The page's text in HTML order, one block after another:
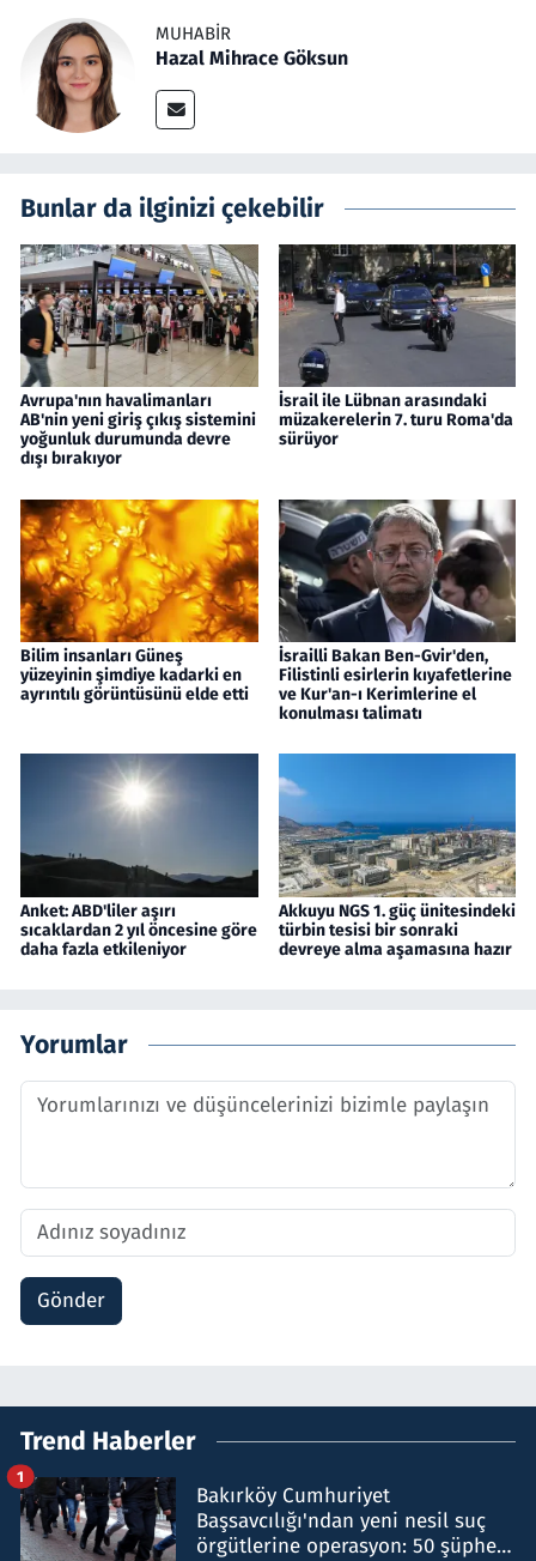
MUHABIR
Hazal Mihrace Göksun
Bunlar da ilginizi çekebilir
Avrupa'nın havalimanları
AB'nin yeni giriş çıkış sistemini
yoğunluk durumunda devre
dışı bırakıyor
İsrail ile Lübnan arasındaki
müzakerelerin 7. turu Roma'da
sürüyor
Bilim insanları Güneş
yüzeyinin şimdiye kadarki en
ayrıntılı görüntüsünü elde etti
İsrailli Bakan Ben-Gvir'den,
Filistinli esirlerin kıyafetlerine
ve Kur'an-ı Kerimlerine el
konulması talimatı
Anket: ABD'liler aşırı
sıcaklardan 2 yıl öncesine göre
daha fazla etkileniyor
Akkuyu NGS 1. güç ünitesindeki
türbin tesisi bir sonraki
devreye alma aşamasına hazır
Yorumlar
Gönder
Trend Haberler
Bakırköy Cumhuriyet
Başsavcılığı'ndan yeni nesil suç
örgütlerine operasyon: 50 şüpheli
1